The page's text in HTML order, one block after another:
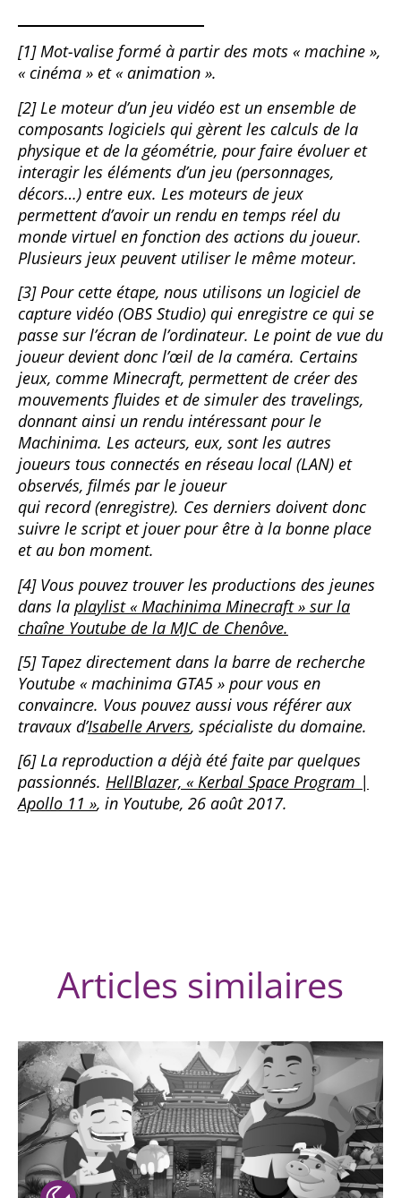
[1] Mot-valise formé à partir des mots « machine »,
« cinéma » et « animation ».
[2] Le moteur d’un jeu vidéo est un ensemble de
composants logiciels qui gèrent les calculs de la
physique et de la géométrie, pour faire évoluer et
interagir les éléments d’un jeu (personnages,
décors…) entre eux. Les moteurs de jeux
permettent d’avoir un rendu en temps réel du
monde virtuel en fonction des actions du joueur.
Plusieurs jeux peuvent utiliser le même moteur.
[3] Pour cette étape, nous utilisons un logiciel de
capture vidéo (OBS Studio) qui enregistre ce qui se
passe sur l’écran de l’ordinateur. Le point de vue du
joueur devient donc l’œil de la caméra. Certains
jeux, comme Minecraft, permettent de créer des
mouvements fluides et de simuler des travelings,
donnant ainsi un rendu intéressant pour le
Machinima. Les acteurs, eux, sont les autres
joueurs tous connectés en réseau local (LAN) et
observés, filmés par le joueur
qui record (enregistre). Ces derniers doivent donc
suivre le script et jouer pour être à la bonne place
et au bon moment.
[4] Vous pouvez trouver les productions des jeunes
dans la playlist « Machinima Minecraft » sur la
chaîne Youtube de la MJC de Chenôve.
[5] Tapez directement dans la barre de recherche
Youtube « machinima GTA5 » pour vous en
convaincre. Vous pouvez aussi vous référer aux
travaux d’Isabelle Arvers, spécialiste du domaine.
[6] La reproduction a déjà été faite par quelques
passionnés. HellBlazer, « Kerbal Space Program |
Apollo 11 », in Youtube, 26 août 2017.
Articles similaires